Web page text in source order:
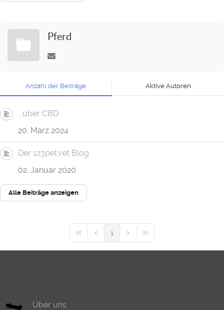
Pferd
Anzahl der Beiträge Aktive Autoren
...über CBD
20. März 2024
Der 123pet.vet Blog
02. Januar 2020
Alle Beiträge anzeigen
First PagePrevious Page
1
Next PageLast Page
Über uns